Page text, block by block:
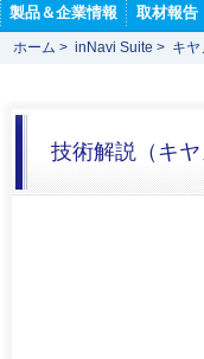
製品＆企業情報 取材報告
ホーム > inNavi Suite > キ
技術解説（キヤ